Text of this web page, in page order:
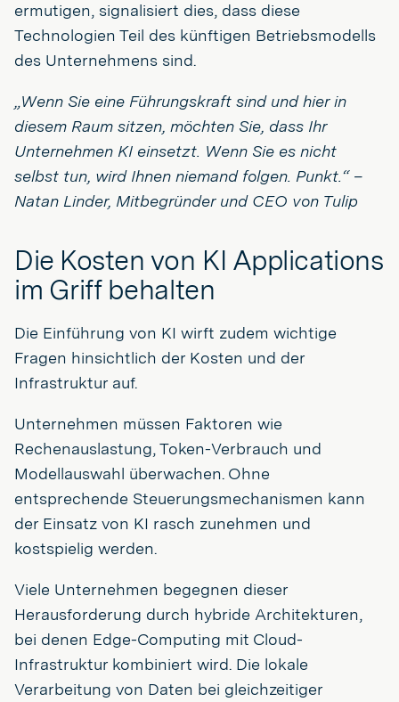
ermutigen, signalisiert dies, dass diese
Technologien Teil des künftigen Betriebsmodells
des Unternehmens sind.
„Wenn Sie eine Führungskraft sind und hier in
diesem Raum sitzen, möchten Sie, dass Ihr
Unternehmen KI einsetzt. Wenn Sie es nicht
selbst tun, wird Ihnen niemand folgen. Punkt.“ –
Natan Linder, Mitbegründer und CEO von Tulip
Die Kosten von KI Applications
im Griff behalten
Die Einführung von KI wirft zudem wichtige
Fragen hinsichtlich der Kosten und der
Infrastruktur auf.
Unternehmen müssen Faktoren wie
Rechenauslastung, Token-Verbrauch und
Modellauswahl überwachen. Ohne
entsprechende Steuerungsmechanismen kann
der Einsatz von KI rasch zunehmen und
kostspielig werden.
Viele Unternehmen begegnen dieser
Herausforderung durch hybride Architekturen,
bei denen Edge-Computing mit Cloud-
Infrastruktur kombiniert wird. Die lokale
Verarbeitung von Daten bei gleichzeitiger